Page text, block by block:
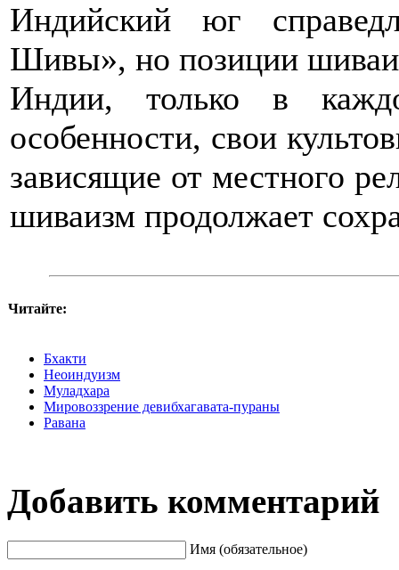
Индийский юг
Шивы», но позиции
Индии, только в
особенности, свои
зависящие от местного
шиваизм продолжает
Читайте:
Бхакти
Неоиндуизм
Муладхара
Мировоззрение девибхагавата-пураны
Равана
Добавить комментарий
Имя (обязательное)